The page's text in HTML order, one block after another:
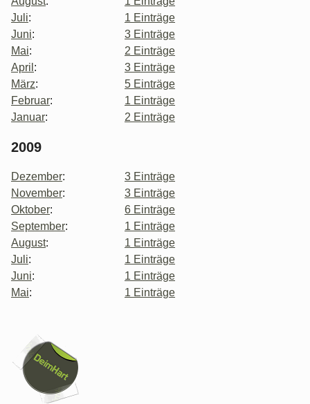
Juli:
1 Einträge
Juni:
3 Einträge
Mai:
2 Einträge
April :
3 Einträge
März:
5 Einträge
Februar:
1 Einträge
Januar: 2 Einträge
2009
Dezember:
3 Einträge
November:
3 Einträge
Oktober:
6 Einträge
September:
1 Einträge
August:
1 Einträge
Juli:
1 Einträge
Juni:
1 Einträge
Mai: 1 Einträge
Seitenleiste